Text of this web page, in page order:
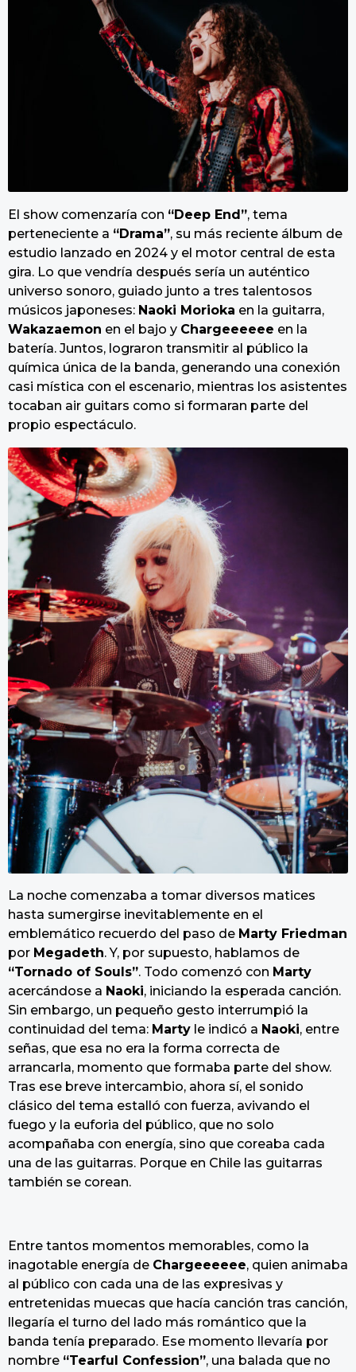
El show comenzaría con “Deep End”, tema
perteneciente a “Drama”, su más reciente álbum de
estudio lanzado en 2024 y el motor central de esta
gira. Lo que vendría después sería un auténtico
universo sonoro, guiado junto a tres talentosos
músicos japoneses: Naoki Morioka en la guitarra,
Wakazaemon en el bajo y Chargeeeeee en la
batería. Juntos, lograron transmitir al público la
química única de la banda, generando una conexión
casi mística con el escenario, mientras los asistentes
tocaban air guitars como si formaran parte del
propio espectáculo.
La noche comenzaba a tomar diversos matices
hasta sumergirse inevitablemente en el
emblemático recuerdo del paso de Marty Friedman
por Megadeth. Y, por supuesto, hablamos de
“Tornado of Souls”. Todo comenzó con Marty
acercándose a Naoki, iniciando la esperada canción.
Sin embargo, un pequeño gesto interrumpió la
continuidad del tema: Marty le indicó a Naoki, entre
señas, que esa no era la forma correcta de
arrancarla, momento que formaba parte del show.
Tras ese breve intercambio, ahora sí, el sonido
clásico del tema estalló con fuerza, avivando el
fuego y la euforia del público, que no solo
acompañaba con energía, sino que coreaba cada
una de las guitarras. Porque en Chile las guitarras
también se corean.
Entre tantos momentos memorables, como la
inagotable energía de Chargeeeeee, quien animaba
al público con cada una de las expresivas y
entretenidas muecas que hacía canción tras canción,
llegaría el turno del lado más romántico que la
banda tenía preparado. Ese momento llevaría por
nombre “Tearful Confession”, una balada que no